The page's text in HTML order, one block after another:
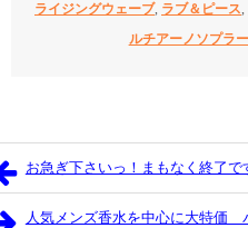
ライジングウェーブ, ラブ＆ピース,
ルチアーノソプラ
お急ぎ下さいっ！まもなく終了
人気メンズ香水を中心に大特価